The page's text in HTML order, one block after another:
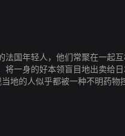
法国年轻人，他们常聚在一起
将一身的好本领盲目地出卖给
地的人似乎都被一种不明药